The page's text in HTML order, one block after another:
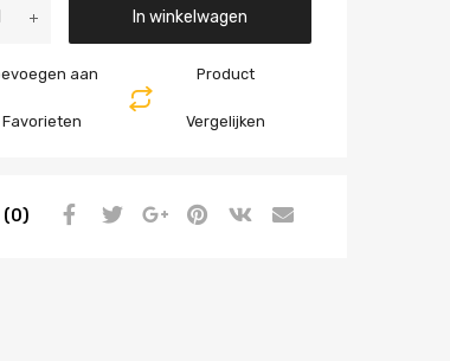
In winkelwagen
Product
Vergelijken
aan
Favorieten
(0)